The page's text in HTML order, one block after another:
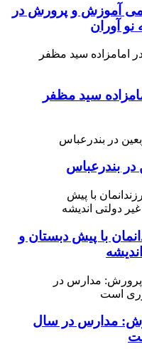
آموزش و پرورش در
نو آوران
سید مظفر
در بندرعباس
با پیش دبستان و
مدارس در سال